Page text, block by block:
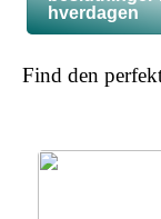
hverdagen
Find den